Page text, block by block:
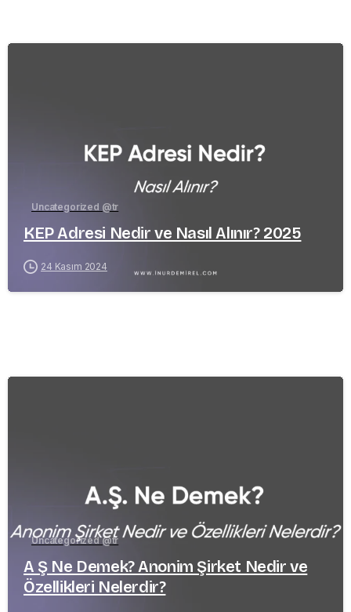
Uncategorized @tr
KEP Adresi Nedir ve Nasıl Alınır? 2025
24 Kasım 2024
Uncategorized @tr
A Ş Ne Demek? Anonim Şirket Nedir ve
Özellikleri Nelerdir?